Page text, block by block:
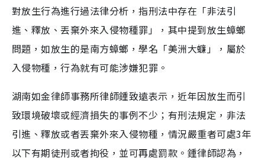
對放生行為進行過法律分析，指刑法中存在「非法引
進、釋放、丟棄外來入侵物種罪」，其中提到放生蟑螂
問題，如放生的是南方蟑螂，學名「美洲大蠊」，屬於
入侵物種，行為就有可能涉嫌犯罪。
湖南如金律師事務所律師鍾致遠表示，近年因放生而引
致環境破壞或經濟損失的事例不少；有刑法規定，非法
引進、釋放或者丟棄外來入侵物種，情況嚴重者可處3年
以下有期徒刑或者拘役，並可再處罰款。鍾律師認為，